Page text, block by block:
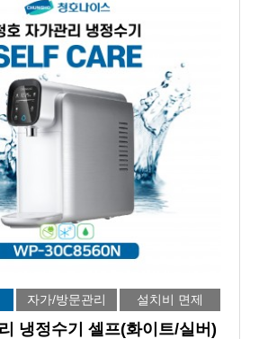
자가/방문관리 설치비 면제
냉정수기 셀프(화이트/실버)